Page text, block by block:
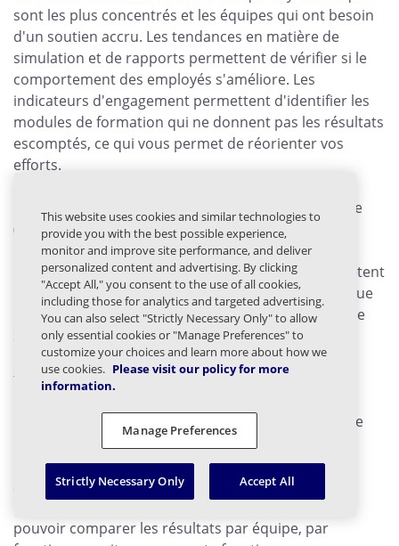
sont les plus concentrés et les équipes qui ont besoin
d'un soutien accru. Les tendances en matière de
simulation et de rapports permettent de vérifier si le
comportement des employés s'améliore. Les
indicateurs d'engagement permettent d'identifier les
modules de formation qui ne donnent pas les résultats
escomptés, ce qui vous permet de réorienter vos
efforts.
Étape 1 : Définir les indicateurs clés de performance
(KPI)
Définissez un petit ensemble d'indicateurs qui reflètent
les résultats concrets en matière de sécurité, tels que
le taux d'échec des tentatives de Phishing, le taux de
signalement, l'adoption de l' de l'authentification
multifactorielle (MFA), le délai de signalement et le
temps de réponse.
Étape 2 : Utilisez les tableaux de bord et les outils de
Suivez à la fois les indicateurs d'avancement et les
pouvoir comparer les résultats par équipe, par
This website uses cookies and similar technologies to
provide you with the best possible experience,
monitor and improve site performance, and deliver
personalized content and advertising. By clicking
"Accept All," you consent to the use of all cookies,
including those for analytics and targeted advertising.
You can also select "Strictly Necessary Only" to allow
only essential cookies or "Manage Preferences" to
customize your choices and learn more about how we
use cookies. Please visit our policy for more
information.
Manage Preferences
Strictly Necessary Only Accept All